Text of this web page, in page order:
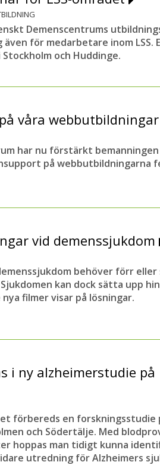
Demenscentrums
för medarbetare inom LSS.
och Huddinge.
våra webbutbildningar
har nu förstärkt bemanningen
på webbutbildningarna
vid demenssjukdom
behöver förr eller
kan dock sätta upp
filmer visar på lösningar.
i ny alzheimerstudie på
förbereds en forskningsstudie
och Södertälje. Med
hoppas man tidigt kunna
utredning för Alzheimers